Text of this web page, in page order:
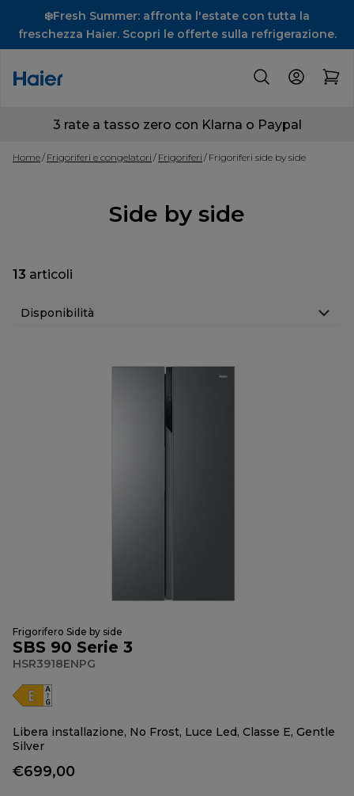
❄️Fresh Summer: affronta l'estate con tutta la
freschezza Haier. Scopri le offerte sulla refrigerazione.
3 rate a tasso zero con Klarna o Paypal
Home Frigoriferi e congelatori Frigoriferi Frigoriferi side by side
Side by side
13 articoli
Frigorifero Side by side
SBS 90 Serie 3
HSR3918ENPG
Libera installazione, No Frost, Luce Led, Classe E, Gentle
Silver
€699,00